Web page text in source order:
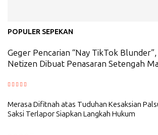
POPULER SEPEKAN
Geger Pencarian “Nay TikTok Blunder”,
Netizen Dibuat Penasaran Setengah
Merasa Difitnah atas Tuduhan Kesaksian
Saksi Terlapor Siapkan Langkah Hukum